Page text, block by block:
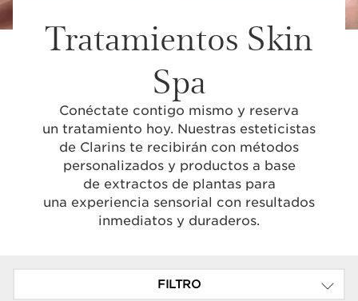
Tratamientos Skin
Spa
Conéctate contigo mismo y reserva
un tratamiento hoy. Nuestras esteticistas
de Clarins te recibirán con métodos
personalizados y productos a base
de extractos de plantas para
una experiencia sensorial con resultados
inmediatos y duraderos.
FILTRO